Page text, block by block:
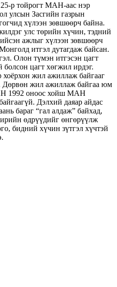
р тойрогт МАН-аас нэр
улсын Засгийн газрын
хүлээн зөвшөөрч байна.
улс төрийн хүчин, тэдний
ажлыг хүлээн зөвшөөрч
итгэл дутагдаж байсан.
Олон түмэн итгэсэн цагт
цагт хөгжил ирдэг.
хоёрхон жил ажиллаж байгааг
Дөрвөн жил ажиллаж байгаа юм
1992 оноос хойш МАН
Дэлхий даяар айдас
бараг “гал алдаж” байхад,
өдрүүдийг өнгөрүүлж
бидний хүчин зүтгэл хүчтэй